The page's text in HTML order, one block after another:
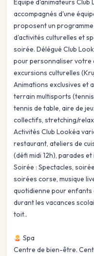
Équipe d'animateurs
accompagnés d'une
proposent un
d'activités culturelles et
soirée. Délégué Club
pour personnaliser votre
excursions culturelles
Animations exclusives et
terrain multisports
tennis de table, aire de
collectifs, stretching/
Activités Club Lookéa
restaurant, ateliers de
(défi midi 12h), parades
Soirée : Spectacles,
soirées corse, musique
quotidienne pour enfants
durant les vacances
toit..
Spa
Centre de bien-être.